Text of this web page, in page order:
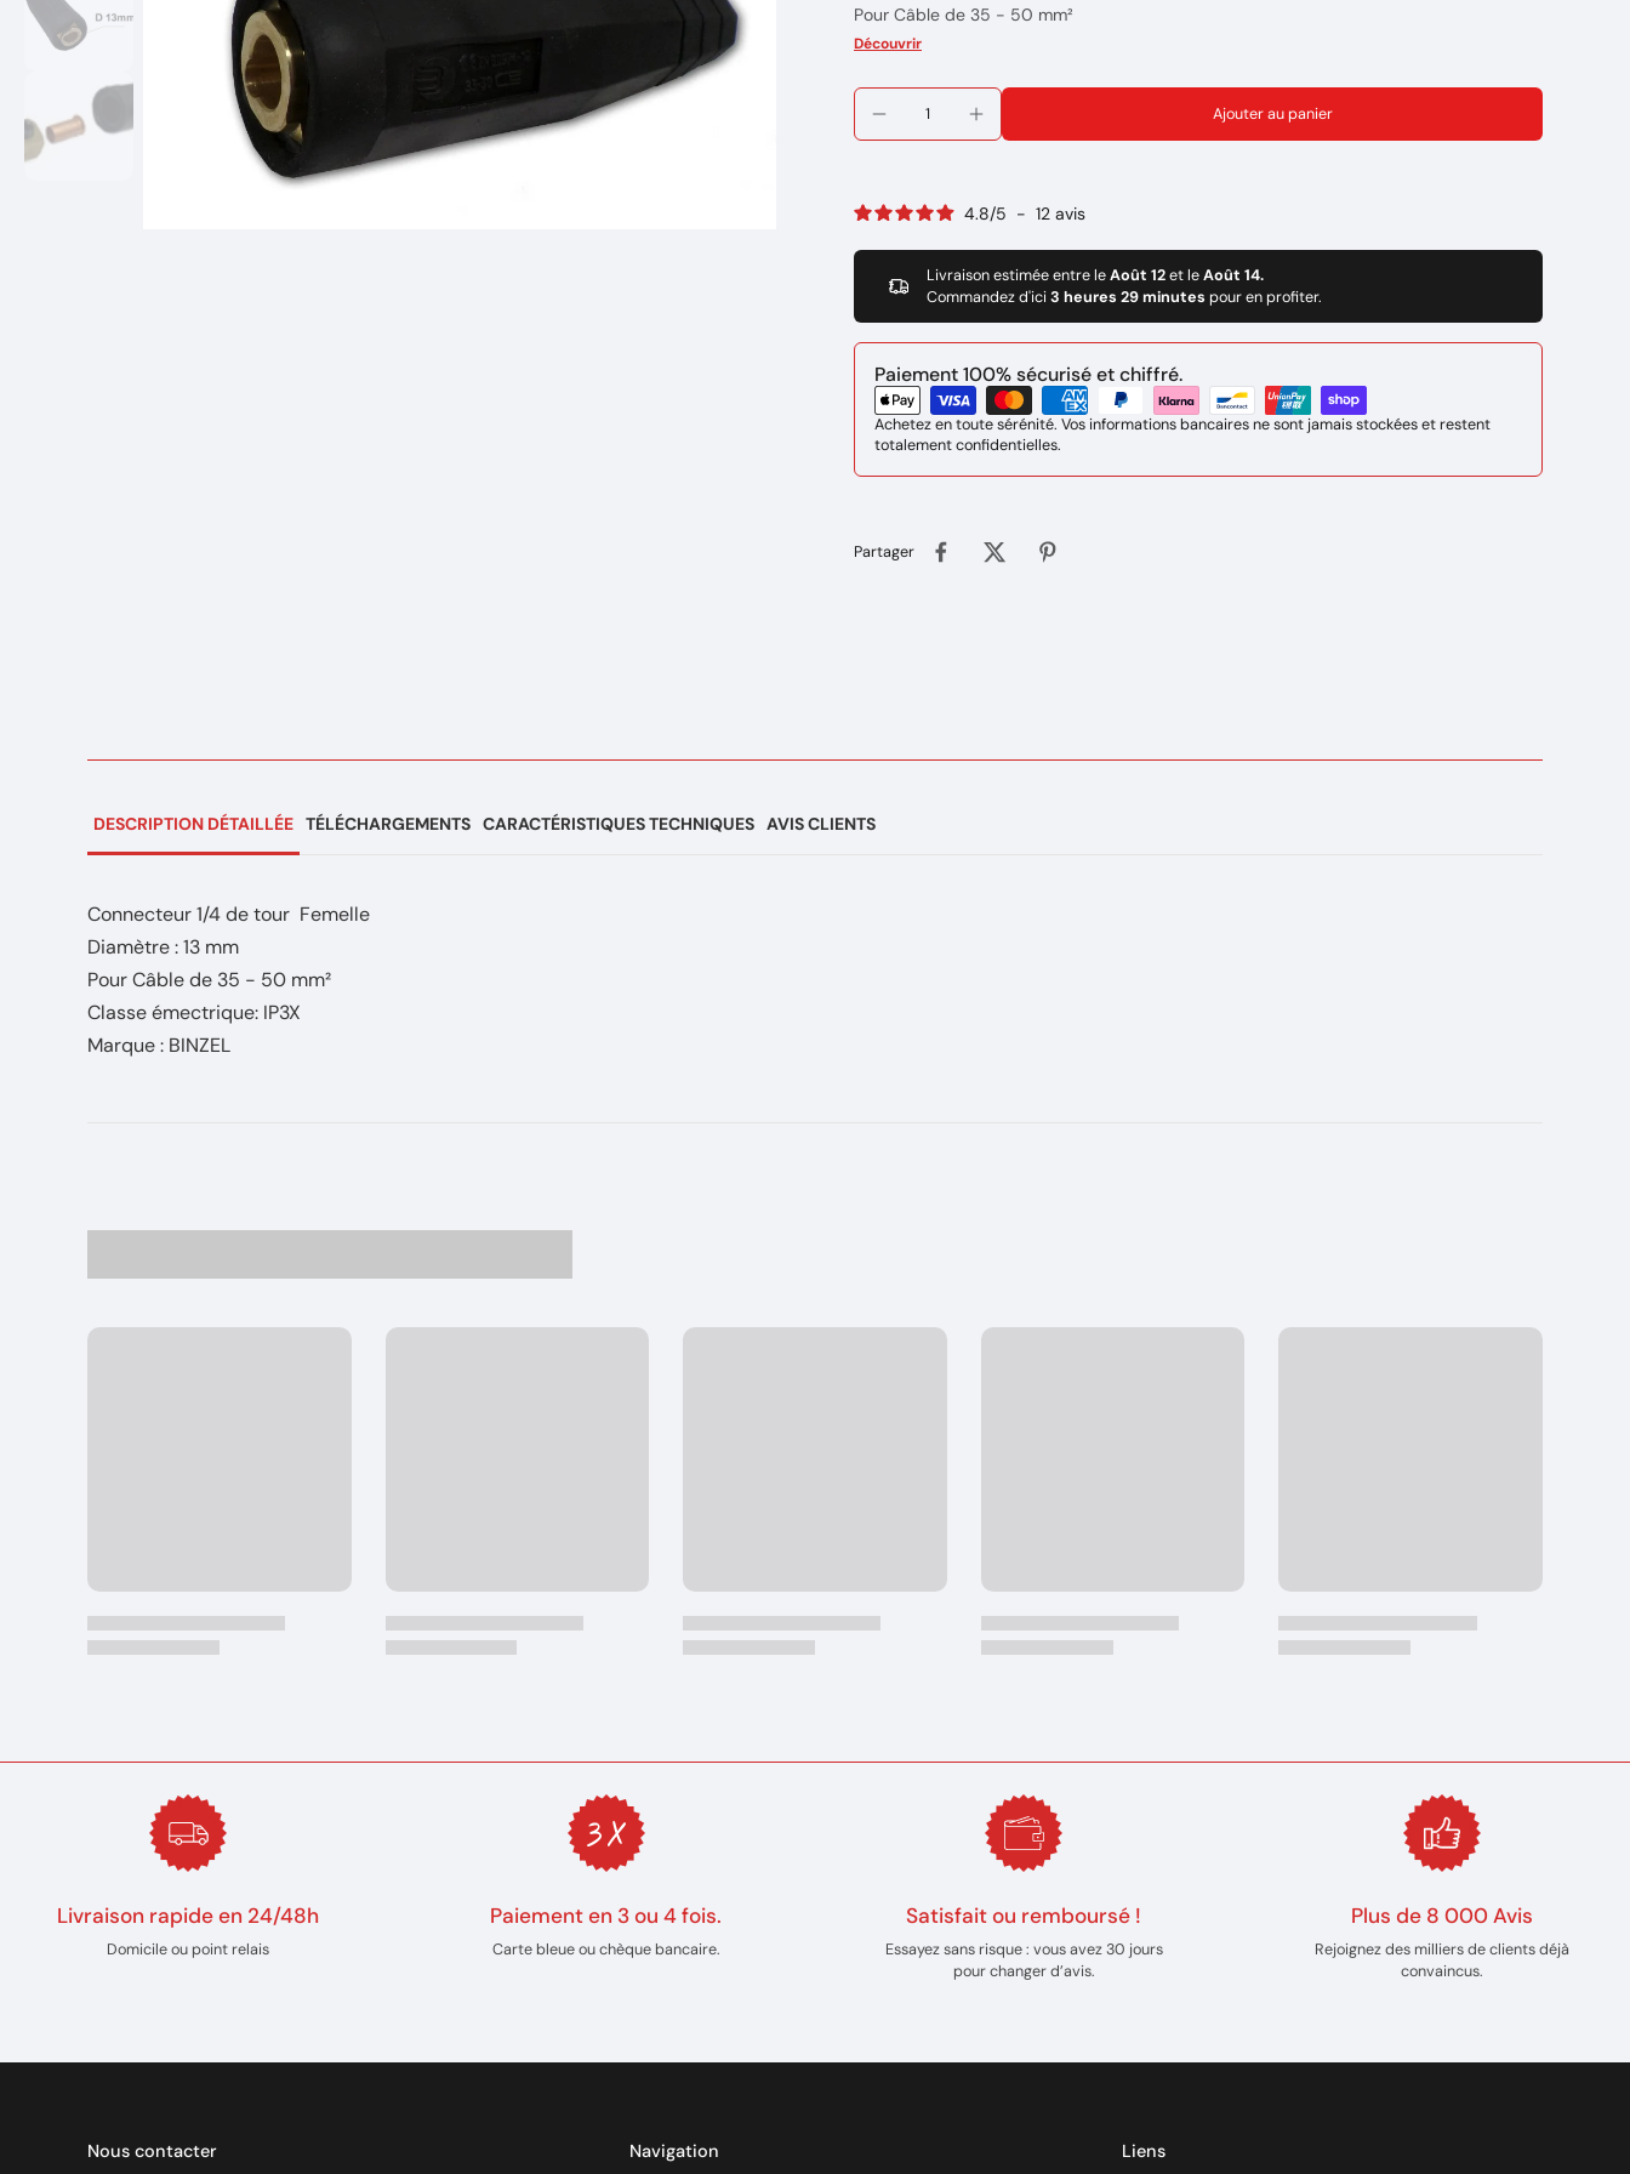
Pour Câble de 35 - 50 mm²
Marque : BINZEL
Découvrir
Ajouter au panier
4.8/5 - 12 avis
Livraison estimée entre leAoût 12et leAoût 14.
Commandez d'ici3 heures 29 minutes pour en profiter.
Paiement 100% sécurisé et chiffré.
Achetez en toute sérénité. Vos informations bancaires ne sont jamais stockées et restent
totalement confidentielles.
Partager
DESCRIPTION DÉTAILLÉE TÉLÉCHARGEMENTS CARACTÉRISTIQUES TECHNIQUES AVIS CLIENTS
Connecteur 1/4 de tour Femelle
Diamètre : 13 mm
Pour Câble de 35 - 50 mm²
Classe émectrique: IP3X
Marque : BINZEL
Livraison rapide en 24/48h
Domicile ou point relais
Paiement en 3 ou 4 fois.
Carte bleue ou chèque bancaire.
Satisfait ou remboursé !
Essayez sans risque : vous avez 30 jours
pour changer d’avis.
Plus de 8 000 Avis
Rejoignez des milliers de clients déjà
convaincus.
Nous contacter Navigation Liens